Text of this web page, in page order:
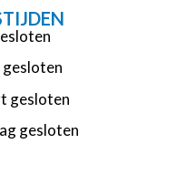
gesloten
gesloten